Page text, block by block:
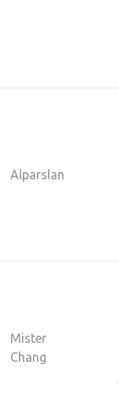
Alparslan
Mister
Chang